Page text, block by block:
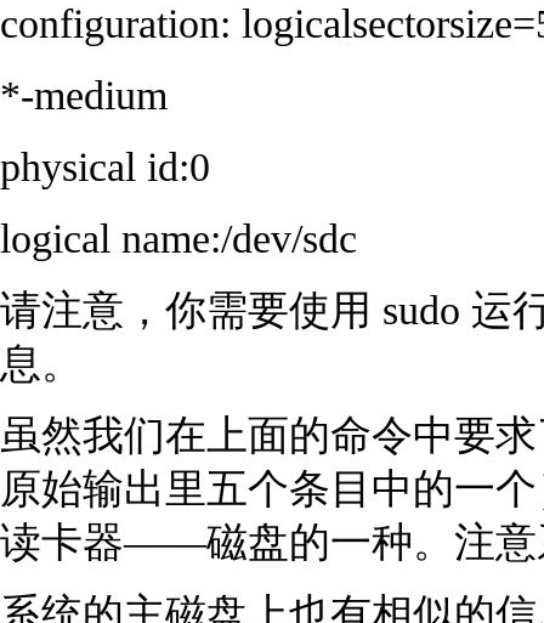
configuration:
*-medium
physical id:0
logical name:/dev/sdc
请注意，你需要使用 sudo 运
息。
虽然我们在上面的命令中要
原始输出里五个条目中的一
读卡器——磁盘的一种。注意
系统的主磁盘上也有相似的